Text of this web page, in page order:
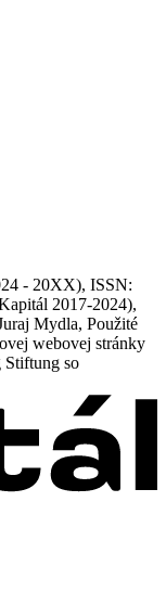
- 20XX), ISSN:
2017-2024),
Mydla, Použité
webovej stránky
Stiftung so